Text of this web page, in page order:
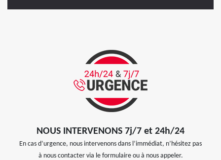
NOUS INTERVENONS 7j/7 et 24h/24
En cas d’urgence, nous intervenons dans l’immédiat, n’hésitez pas
à nous contacter via le formulaire ou à nous appeler.